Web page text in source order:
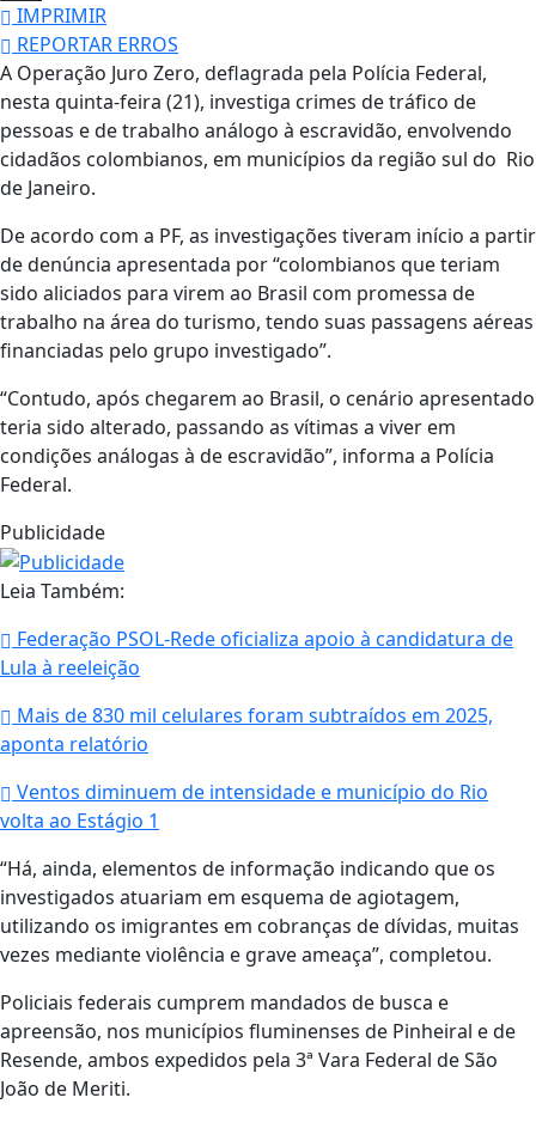
IMPRIMIR
REPORTAR ERROS
A Operação Juro Zero, deflagrada pela Polícia Federal,
nesta quinta-feira (21), investiga crimes de tráfico de
pessoas e de trabalho análogo à escravidão, envolvendo
cidadãos colombianos, em municípios da região sul do Rio
de Janeiro.
De acordo com a PF, as investigações tiveram início a partir
de denúncia apresentada por “colombianos que teriam
sido aliciados para virem ao Brasil com promessa de
trabalho na área do turismo, tendo suas passagens aéreas
financiadas pelo grupo investigado”.
“Contudo, após chegarem ao Brasil, o cenário apresentado
teria sido alterado, passando as vítimas a viver em
condições análogas à de escravidão”, informa a Polícia
Federal.
Publicidade
Leia Também:
Federação PSOL-Rede oficializa apoio à candidatura de
Lula à reeleição
Mais de 830 mil celulares foram subtraídos em 2025,
aponta relatório
Ventos diminuem de intensidade e município do Rio
volta ao Estágio 1
“Há, ainda, elementos de informação indicando que os
investigados atuariam em esquema de agiotagem,
utilizando os imigrantes em cobranças de dívidas, muitas
vezes mediante violência e grave ameaça”, completou.
Policiais federais cumprem mandados de busca e
apreensão, nos municípios fluminenses de Pinheiral e de
Resende, ambos expedidos pela 3ª Vara Federal de São
João de Meriti.